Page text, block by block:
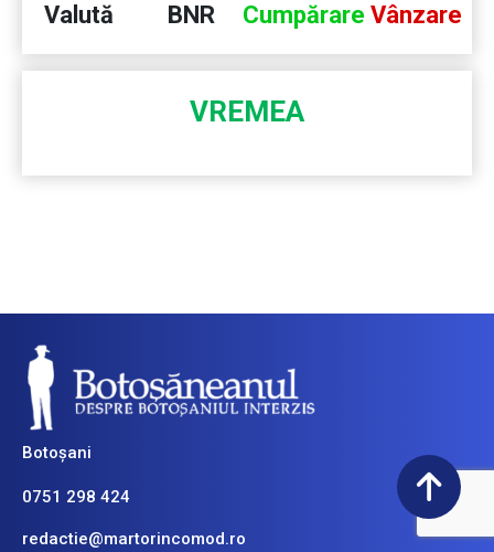
Valută BNR Cumpărare Vânzare
VREMEA
Botoșani
0751 298 424
redactie@martorincomod.ro